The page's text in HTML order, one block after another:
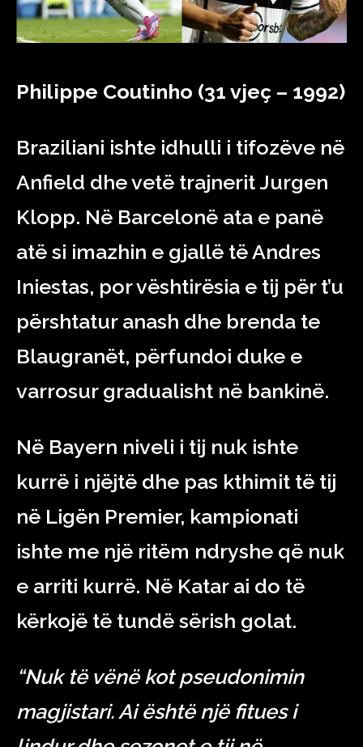
Philippe Coutinho (31 vjeç – 1992)
Braziliani ishte idhulli i tifozëve në
Anfield dhe vetë trajnerit Jurgen
Klopp. Në Barcelonë ata e panë
atë si imazhin e gjallë të Andres
Iniestas, por vështirësia e tij për t’u
përshtatur anash dhe brenda te
Blaugranët, përfundoi duke e
varrosur gradualisht në bankinë.
Në Bayern niveli i tij nuk ishte
kurrë i njëjtë dhe pas kthimit të tij
në Ligën Premier, kampionati
ishte me një ritëm ndryshe që nuk
e arriti kurrë. Në Katar ai do të
kërkojë të tundë sërish golat.
“Nuk të vënë kot pseudonimin
magjistari. Ai është një fitues i